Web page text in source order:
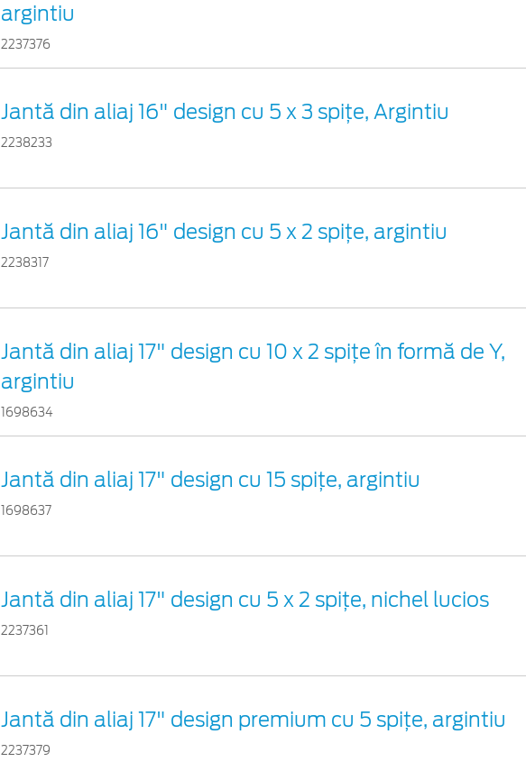
argintiu
2237376
Jantă din aliaj 16" design cu 5 x 3 spiţe, Argintiu
2238233
Jantă din aliaj 16" design cu 5 x 2 spiţe, argintiu
2238317
Jantă din aliaj 17" design cu 10 x 2 spiţe în formă de Y,
argintiu
1698634
Jantă din aliaj 17" design cu 15 spiţe, argintiu
1698637
Jantă din aliaj 17" design cu 5 x 2 spiţe, nichel lucios
2237361
Jantă din aliaj 17" design premium cu 5 spiţe, argintiu
2237379